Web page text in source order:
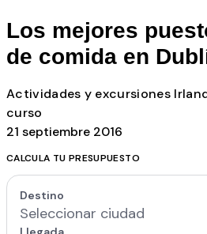
Los mejores
de comida en
Actividades y excursiones
curso
21 septiembre 2016
CALCULA TU PRESUPUESTO